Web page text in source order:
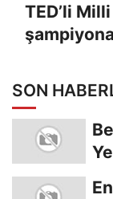
TED’li
SON